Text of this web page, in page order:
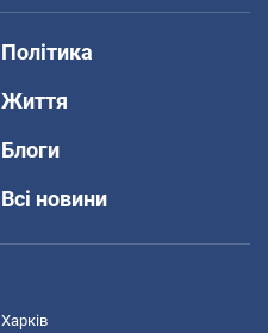
Політика
Життя
Блоги
Всі новини
Харків